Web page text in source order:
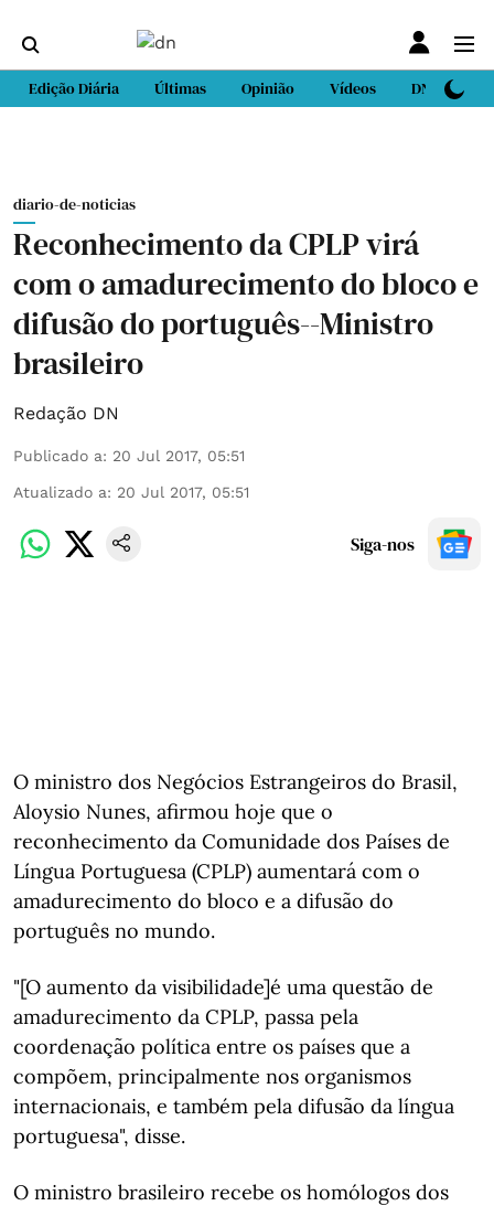
Edição Diária Últimas Opinião Vídeos DN Sport
diario-de-noticias
Reconhecimento da CPLP virá
com o amadurecimento do bloco e
difusão do português--Ministro
brasileiro
Redação DN
Publicado a: 20 Jul 2017, 05:51
Atualizado a: 20 Jul 2017, 05:51
Siga-nos
O ministro dos Negócios Estrangeiros do Brasil,
Aloysio Nunes, afirmou hoje que o
reconhecimento da Comunidade dos Países de
Língua Portuguesa (CPLP) aumentará com o
amadurecimento do bloco e a difusão do
português no mundo.
"[O aumento da visibilidade]é uma questão de
amadurecimento da CPLP, passa pela
coordenação política entre os países que a
compõem, principalmente nos organismos
internacionais, e também pela difusão da língua
portuguesa", disse.
O ministro brasileiro recebe os homólogos dos